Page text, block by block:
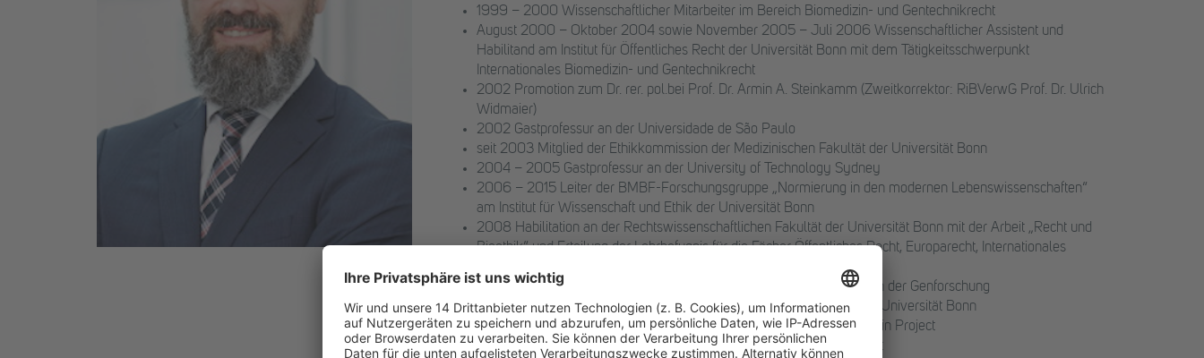
1999 – 2000 Wissenschaftlicher Mitarbeiter im Bereich Biomedizin- und Gentechnikrecht
August 2000 – Oktober 2004 sowie November 2005 – Juli 2006 Wissenschaftlicher Assistent und
Habilitand am Institut für Öffentliches Recht der Universität Bonn mit dem Tätigkeitsschwerpunkt
Internationales Biomedizin- und Gentechnikrecht
2002 Promotion zum Dr. rer. pol.bei Prof. Dr. Armin A. Steinkamm (Zweitkorrektor: RiBVerwG Prof. Dr. Ulrich
Widmaier)
2002 Gastprofessur an der Universidade de São Paulo
seit 2003 Mitglied der Ethikkommission der Medizinischen Fakultät der Universität Bonn
2004 – 2005 Gastprofessur an der University of Technology Sydney
2006 – 2015 Leiter der BMBF-Forschungsgruppe „Normierung in den modernen Lebenswissenschaften“
am Institut für Wissenschaft und Ethik der Universität Bonn
2008 Habilitation an der Rechtswissenschaftlichen Fakultät der Universität Bonn mit der Arbeit „Recht und
Bioethik“ und Erteilung der Lehrbefugnis für die Fächer Öffentliches Recht, Europarecht, Internationales
2010 – 2017 Mitglied der DFG-Senatskommission für Grundsatzfragen der Genforschung
seit 2014 apl. Professor an der Rechtswissenschaftlichen Fakultät der Universität Bonn
2014 – 2015 Mitglied des Research Ethics Committee des Human Brain Project
seit 2015 Mitglied des Ethics Advisory Board des Human Brain Project